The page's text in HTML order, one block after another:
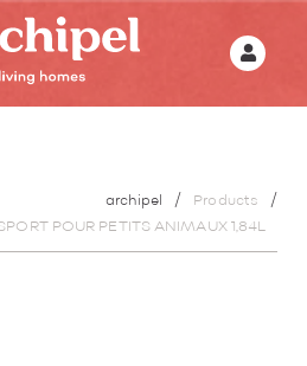
archipel
Products
POUR PETITS ANIMAUX 1,84L